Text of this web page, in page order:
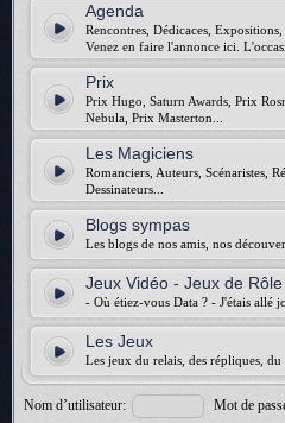
Agenda
Rencontres, Dédicaces,
Venez en faire l'annonce ici.
Prix
Prix Hugo, Saturn Awards, Prix
Nebula, Prix Masterton...
Les Magiciens
Romanciers, Auteurs, Scénaristes,
Dessinateurs...
Blogs sympas
Les blogs de nos amis, nos
Jeux Vidéo - Jeux de Rôle
- Où étiez-vous Data ? - J'étais allé
Les Jeux
Les jeux du relais, des répliques,
Nom d’utilisateur: Mot de